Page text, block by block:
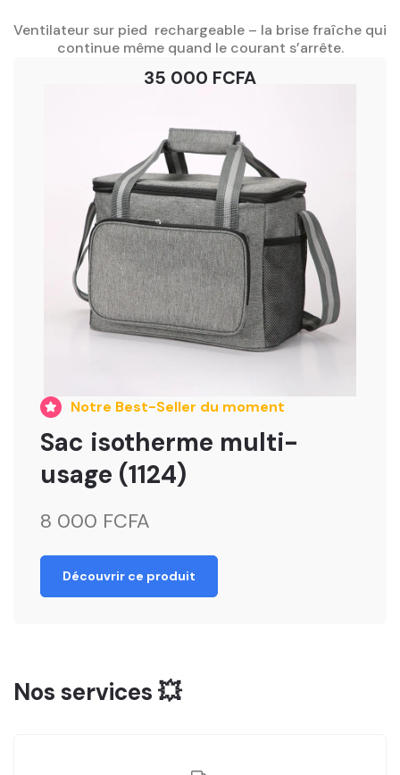
Ventilateur sur pied rechargeable – la brise fraîche qui
continue même quand le courant s’arrête.
35 000 FCFA
Notre Best-Seller du moment
Sac isotherme multi-
usage (1124)
8 000 FCFA
Découvrir ce produit
Nos services 💥